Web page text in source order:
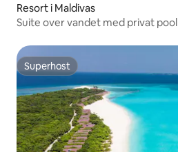
Resort i Maldivas
Suite over vandet med privat pool
Superhost
Superhost